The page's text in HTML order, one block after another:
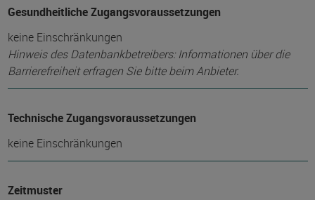
Gesundheitliche Zugangsvoraussetzungen
keine Einschränkungen
Hinweis des Datenbankbetreibers: Informationen über die
Barrierefreiheit erfragen Sie bitte beim Anbieter.
Technische Zugangsvoraussetzungen
keine Einschränkungen
Zeitmuster